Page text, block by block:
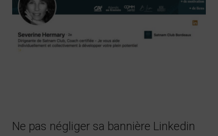
Ne pas négliger sa bannière Linkedin